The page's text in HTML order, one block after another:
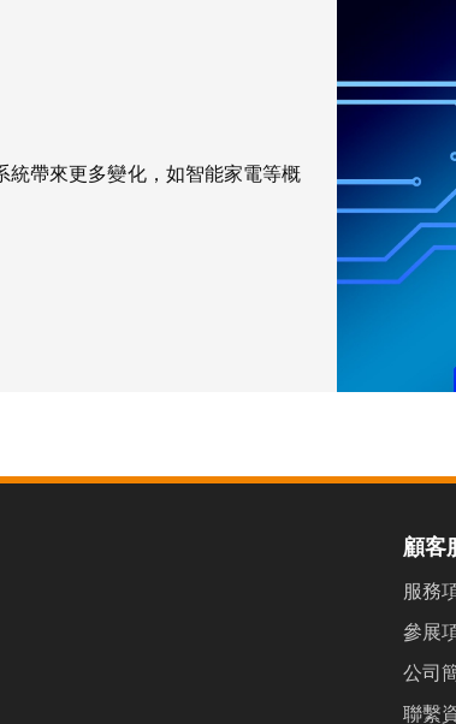
統帶來更多變化，如智能家電等概
顧客
服務
參展
公司
聯繫